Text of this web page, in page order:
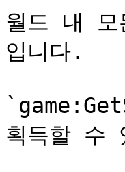
월드 내
입니다.
획득할 수